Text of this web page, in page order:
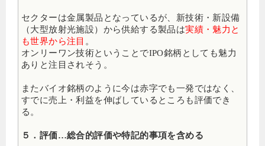
セクターは金属製品となっているが、新技術・新設備
（大型放射光施設）から供給する製品は実績・魅力と
も世界から注目 。
オンリーワン技術ということでIPO銘柄としても魅力
ありと注目されそう。
またバイオ銘柄のように今は赤字でも一発ではなく、
すでに売上・利益を伸ばしているところも評価でき
る。
５．評価…総合的評価や特記的事項を含める